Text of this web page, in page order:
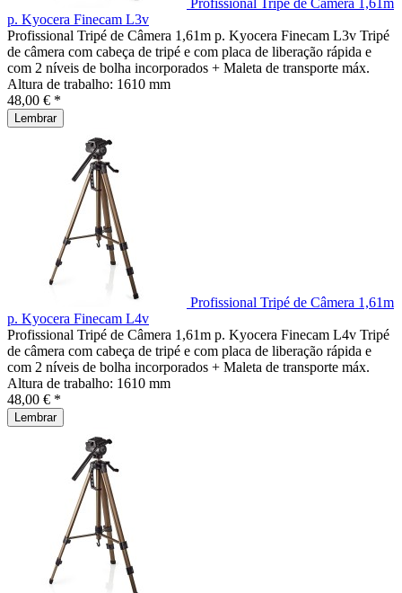
Profissional Tripé de Câmera 1,61m
p. Kyocera Finecam L3v
Profissional Tripé de Câmera 1,61m p. Kyocera Finecam L3v Tripé
de câmera com cabeça de tripé e com placa de liberação rápida e
com 2 níveis de bolha incorporados + Maleta de transporte máx.
Altura de trabalho: 1610 mm
48,00 € *
Lembrar
Profissional Tripé de Câmera 1,61m
p. Kyocera Finecam L4v
Profissional Tripé de Câmera 1,61m p. Kyocera Finecam L4v Tripé
de câmera com cabeça de tripé e com placa de liberação rápida e
com 2 níveis de bolha incorporados + Maleta de transporte máx.
Altura de trabalho: 1610 mm
48,00 € *
Lembrar